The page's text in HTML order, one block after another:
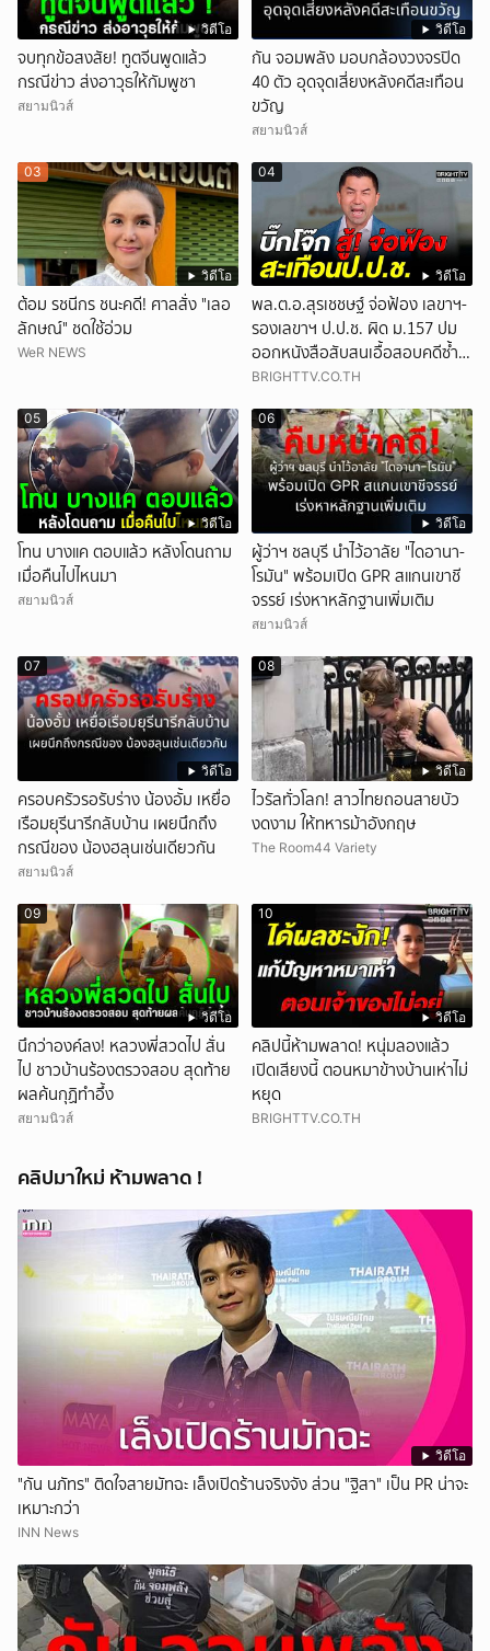
วิดีโอ
จบทุกข้อสงสัย! ทูตจีนพูดแล้ว
กรณีข่าว ส่งอาวุธให้กัมพูชา
สยามนิวส์
วิดีโอ
กัน จอมพลัง มอบกล้องวงจรปิด
40 ตัว อุดจุดเสี่ยงหลังคดีสะเทือน
ขวัญ
สยามนิวส์
วิดีโอ
03
ต้อม รชนีกร ชนะคดี! ศาลสั่ง "เลอ
ลักษณ์" ชดใช้อ่วม
WeR NEWS
วิดีโอ
04
พล.ต.อ.สุรเชชษฐ์ จ่อฟ้อง เลขาฯ-
รองเลขาฯ ป.ป.ช. ผิด ม.157 ปม
ออกหนังสือสับสนเอื้อสอบคดีซ้ำ
ซ้อน
BRIGHTTV.CO.TH
วิดีโอ
05
โทน บางแค ตอบแล้ว หลังโดนถาม
เมื่อคืนไปไหนมา
สยามนิวส์
วิดีโอ
06
ผู้ว่าฯ ชลบุรี นำไว้อาลัย "ไดอานา-
โรมัน" พร้อมเปิด GPR สแกนเขาชี
จรรย์ เร่งหาหลักฐานเพิ่มเติม
สยามนิวส์
วิดีโอ
07
ครอบครัวรอรับร่าง น้องอั้ม เหยื่อ
เรือมยุรีนารีกลับบ้าน เผยนึกถึง
กรณีของ น้องฮลุนเช่นเดียวกัน
สยามนิวส์
วิดีโอ
08
ไวรัลทั่วโลก! สาวไทยถอนสายบัว
งดงาม ให้ทหารม้าอังกฤษ
The Room44 Variety
วิดีโอ
09
นึกว่าองค์ลง! หลวงพี่สวดไป สั่น
ไป ชาวบ้านร้องตรวจสอบ สุดท้าย
ผลค้นกุฏิทำอึ้ง
สยามนิวส์
วิดีโอ
10
คลิปนี้ห้ามพลาด! หนุ่มลองแล้ว
เปิดเสียงนี้ ตอนหมาข้างบ้านเห่าไม่
หยุด
BRIGHTTV.CO.TH
คลิปมาใหม่ ห้ามพลาด !
วิดีโอ
"กัน นภัทร" ติดใจสายมัทฉะ เล็งเปิดร้านจริงจัง ส่วน "ฐิสา" เป็น PR น่าจะ
เหมาะกว่า
INN News